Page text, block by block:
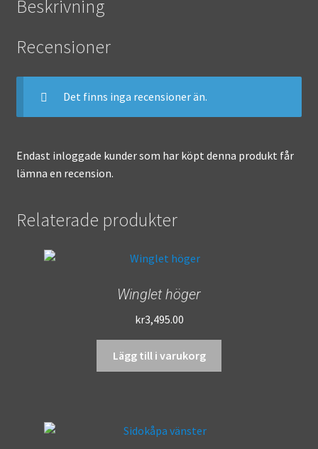
Beskrivning
Recensioner
Det finns inga recensioner än.
Endast inloggade kunder som har köpt denna produkt får
lämna en recension.
Relaterade produkter
Winglet höger
kr3,495.00
Lägg till i varukorg